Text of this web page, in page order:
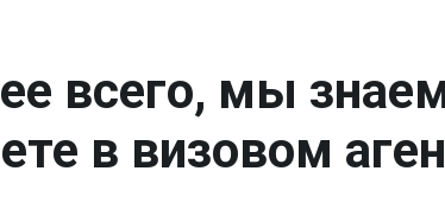
всего, мы
в визовом